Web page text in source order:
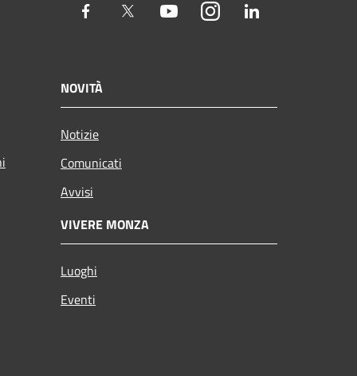
Facebook Twitter YoutubeInstagram
NOVITÀ
Notizie
Comunicati
Avvisi
VIVERE MONZA
Luoghi
Eventi